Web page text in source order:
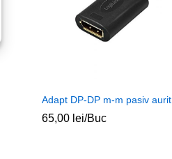
Adapt DP-DP m-m pasiv aurit
65,00 lei/Buc